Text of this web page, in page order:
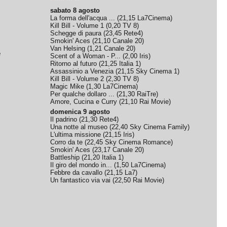
sabato 8 agosto
La forma dell'acqua ... (21,15 La7Cinema)
Kill Bill - Volume 1 (0,20 TV 8)
Schegge di paura(23,45 Rete4)
Smokin' Aces (21,10 Canale 20)
Van Helsing (1,21 Canale 20)
Scent of a Woman - P... (2,00 Iris)
Ritorno al futuro (21,25 Italia 1)
Assassinio a Venezia(21,15 Sky Cinema 1)
Kill Bill - Volume 2 (2,30 TV 8)
Magic Mike (1,30 La7Cinema)
Per qualche dollaro ... (21,30 RaiTre)
Amore, Cucina e Curry (21,10 Rai Movie)
domenica 9 agosto
Il padrino (21,30 Rete4)
Una notte al museo (22,40 Sky Cinema Family)
L'ultima missione (21,15 Iris)
Corro da te (22,45 Sky Cinema Romance)
Smokin' Aces (23,17 Canale 20)
Battleship (21,20 Italia 1)
Il giro del mondo in... (1,50 La7Cinema)
Febbre da cavallo (21,15 La7)
Un fantastico via vai (22,50 Rai Movie)